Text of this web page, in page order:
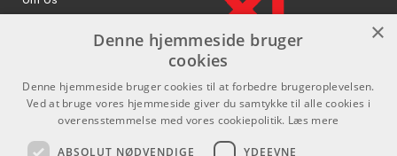
GDPR & Cookies
.
Kontakt Sociale medier
×
Denne hjemmeside bruger
cookies
Denne hjemmeside bruger cookies til at forbedre brugeroplevelsen.
Ved at bruge vores hjemmeside giver du samtykke til alle cookies i
overensstemmelse med vores cookiepolitik. Læs mere
ABSOLUT NØDVENDIGE YDEEVNE